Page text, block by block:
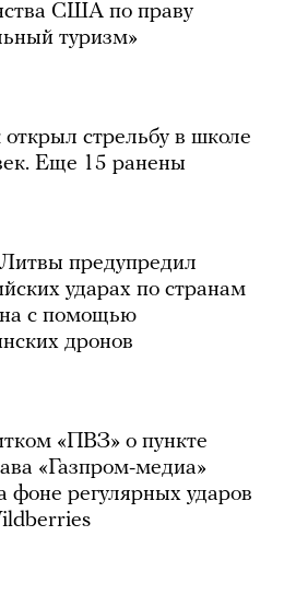
США по праву
туризм»
стрельбу в школе
Еще 15 ранены
предупредил
ударах по странам
с помощью
дронов
«ПВЗ» о пункте
«Газпром-медиа»
фоне регулярных ударов